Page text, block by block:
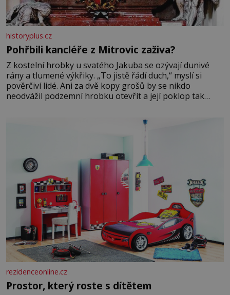
historyplus.cz
Pohřbili kancléře z Mitrovic zaživa?
Z kostelní hrobky u svatého Jakuba se ozývají dunivé
rány a tlumené výkřiky. „To jistě řádí duch,“ myslí si
pověrčiví lidé. Ani za dvě kopy grošů by se nikdo
neodvážil podzemní hrobku otevřít a její poklop tak
rezidenceonline.cz
Prostor, který roste s dítětem